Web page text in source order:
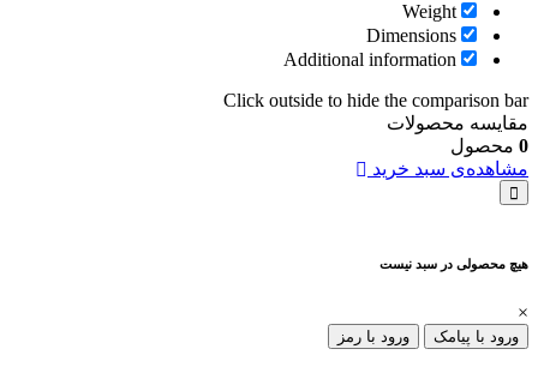
Weight
Dimensions
Additional information
Click outside to hide the comparison bar
مقایسه محصولات
0 محصول
مشاهده‌ی سبد خرید
هیچ محصولی در سبد نیست
×
ورود با پیامک ورود با رمز